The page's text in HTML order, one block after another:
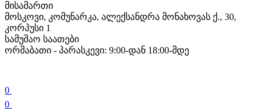
მისამართი
მოსკოვი, კომუნარკა, ალექსანდრა მონახოვას ქ., 30,
კორპუსი 1
სამუშაო საათები
ორშაბათი - პარასკევი: 9:00-დან 18:00-მდე
0
0